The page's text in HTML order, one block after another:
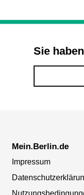
Sie
Mein.Berlin.de
Impressum